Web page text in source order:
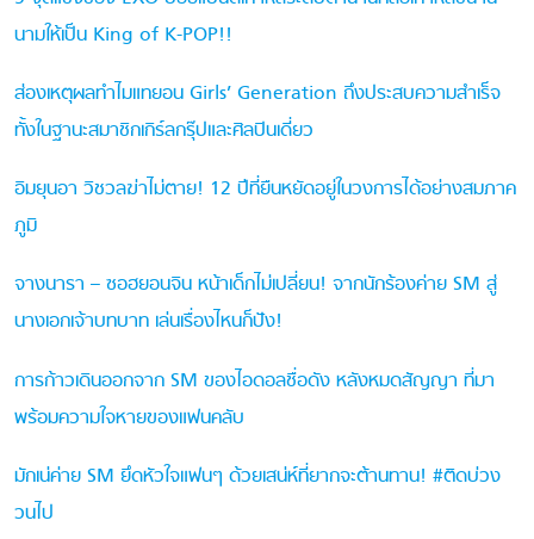
นามให้เป็น King of K-POP!!
ส่องเหตุผลทำไมแทยอน Girls’ Generation ถึงประสบความสำเร็จ
ทั้งในฐานะสมาชิกเกิร์ลกรุ๊ปและศิลปินเดี่ยว
อิมยุนอา วิชวลฆ่าไม่ตาย! 12 ปีที่ยืนหยัดอยู่ในวงการได้อย่างสมภาค
ภูมิ
จางนารา – ซอฮยอนจิน หน้าเด็กไม่เปลี่ยน! จากนักร้องค่าย SM สู่
นางเอกเจ้าบทบาท เล่นเรื่องไหนก็ปัง!
การก้าวเดินออกจาก SM ของไอดอลชื่อดัง หลังหมดสัญญา ที่มา
พร้อมความใจหายของแฟนคลับ
มักเน่ค่าย SM ยึดหัวใจแฟนๆ ด้วยเสน่ห์ที่ยากจะต้านทาน! #ติดบ่วง
วนไป